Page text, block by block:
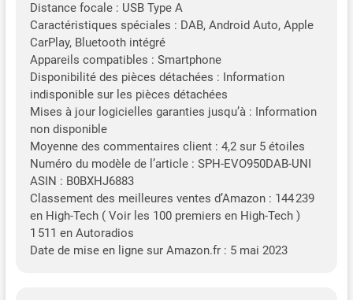
Distance focale : USB Type A
Caractéristiques spéciales : DAB, Android Auto, Apple
CarPlay, Bluetooth intégré
Appareils compatibles : Smartphone
Disponibilité des pièces détachées : Information
indisponible sur les pièces détachées
Mises à jour logicielles garanties jusqu’à : Information
non disponible
Moyenne des commentaires client : 4,2 sur 5 étoiles
Numéro du modèle de l’article : SPH-EVO950DAB-UNI
ASIN : B0BXHJ6883
Classement des meilleures ventes d’Amazon : 144 239
en High-Tech ( Voir les 100 premiers en High-Tech )
1 511 en Autoradios
Date de mise en ligne sur Amazon.fr : 5 mai 2023